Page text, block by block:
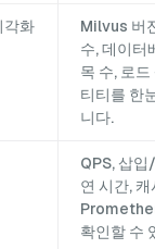
각화
Milvus 버
수, 데이터
목 수, 로
티티를 한
니다.
QPS, 삽입
연 시간,
확인할 수